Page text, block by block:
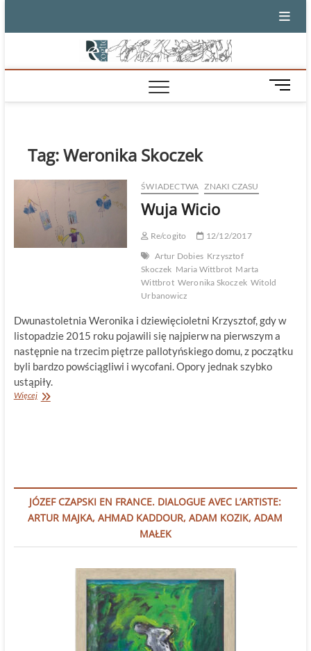
M
e
Tag:Weronika Skoczek
ŚWIADECTWA ZNAKI CZASU
Wuja Wicio
Re/cogito
12/12/2017
Artur Dobies Krzysztof
Skoczek Maria Wittbrot Marta
Wittbrot Weronika Skoczek Witold
Urbanowicz
Dwunastoletnia Weronika i dziewięcioletni Krzysztof, gdy w
listopadzie 2015 roku pojawili się najpierw na pierwszym a
następnie na trzecim piętrze pallotyńskiego domu, z początku
byli bardzo powściągliwi i wycofani. Opory jednak szybko
ustąpiły.
WięcejWuja
JÓZEF CZAPSKI EN FRANCE. DIALOGUE AVEC L’ARTISTE:
ARTUR MAJKA, AHMAD KADDOUR, ADAM KOZIK, ADAM
MAŁEK